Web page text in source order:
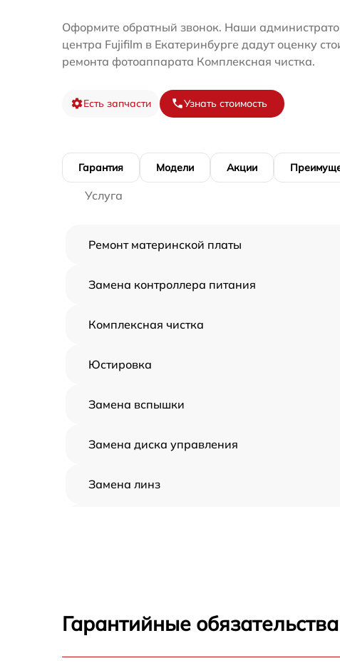
Оформите обратный звонок. Наши
центра Fujifilm в Екатеринбурге дадут оценку
ремонта фотоаппарата Комплексная чистка.
Есть запчасти Узнать стоимость
Гарантия Модели Акции
Услуга
Ремонт материнской платы
Замена контроллера питания
Комплексная чистка
Юстировка
Замена вспышки
Замена диска управления
Замена линз
Гарантийные